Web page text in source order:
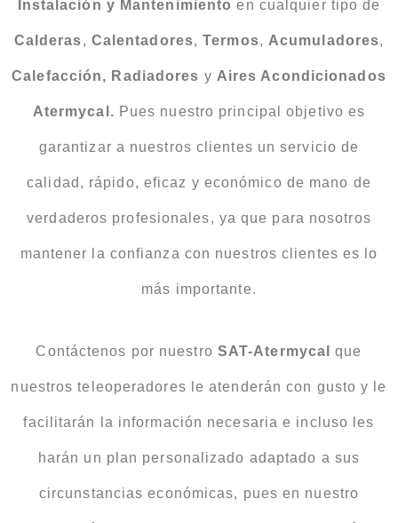
Instalación y Mantenimientoen cualquier tipo de
Calderas, Calentadores,Termos, Acumuladores,
Calefacción, Radiadores y Aires Acondicionados
Atermycal. Pues nuestro principal objetivo es
garantizar a nuestros clientes un servicio de
calidad, rápido, eficaz y económico de mano de
verdaderos profesionales, ya que para nosotros
mantener la confianza con nuestros clientes es lo
más importante.
Contáctenos por nuestro SAT-Atermycal que
nuestros teleoperadores le atenderán con gusto y le
facilitarán la información necesaria e incluso les
harán un plan personalizado adaptado a sus
circunstancias económicas, pues en nuestro